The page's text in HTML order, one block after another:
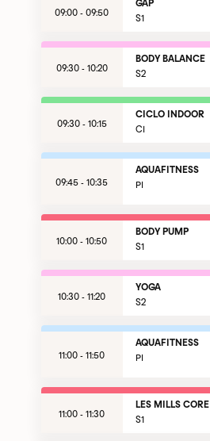
09:00 - 09:50
GAP
S1
09:30 - 10:20
BODY BALANCE
S2
09:30 - 10:15
CICLO INDOOR
CI
09:45 - 10:35
AQUAFITNESS
PI
10:00 - 10:50
BODY PUMP
S1
10:30 - 11:20
YOGA
S2
11:00 - 11:50
AQUAFITNESS
PI
11:00 - 11:30
LES MILLS CORE
S1